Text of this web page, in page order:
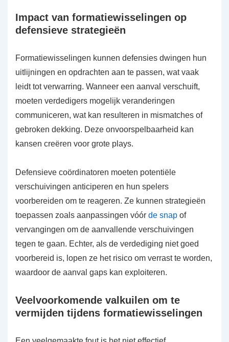
Impact van formatiewisselingen op
defensieve strategieën
Formatiewisselingen kunnen defensies dwingen hun
uitlijningen en opdrachten aan te passen, wat vaak
leidt tot verwarring. Wanneer een aanval verschuift,
moeten verdedigers mogelijk veranderingen
communiceren, wat kan resulteren in mismatches of
gebroken dekking. Deze onvoorspelbaarheid kan
kansen creëren voor grote plays.
Defensieve coördinatoren moeten potentiële
verschuivingen anticiperen en hun spelers
voorbereiden om te reageren. Ze kunnen strategieën
toepassen zoals aanpassingen vóór de snap of
vervangingen om de aanvallende verschuivingen
tegen te gaan. Echter, als de verdediging niet goed
voorbereid is, lopen ze het risico om verrast te worden,
waardoor de aanval gaps kan exploiteren.
Veelvoorkomende valkuilen om te
vermijden tijdens formatiewisselingen